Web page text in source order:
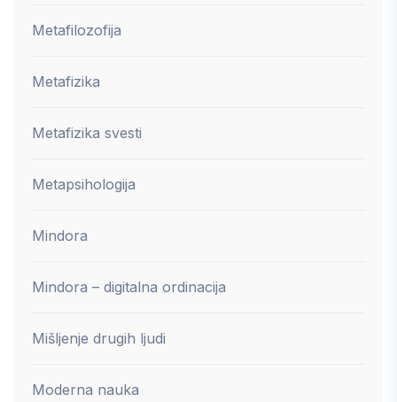
Metafilozofija
Metafizika
Metafizika svesti
Metapsihologija
Mindora
Mindora – digitalna ordinacija
Mišljenje drugih ljudi
Moderna nauka